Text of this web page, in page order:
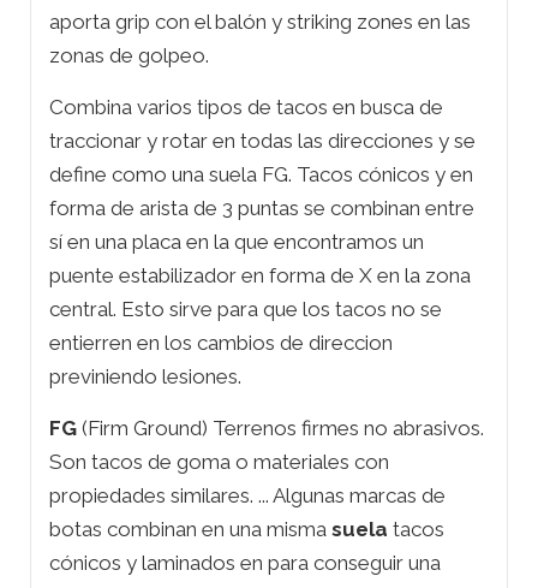
aporta grip con el balón y striking zones en las
zonas de golpeo.
Combina varios tipos de tacos en busca de
traccionar y rotar en todas las direcciones y se
define como una suela FG. Tacos cónicos y en
forma de arista de 3 puntas se combinan entre
sí en una placa en la que encontramos un
puente estabilizador en forma de X en la zona
central. Esto sirve para que los tacos no se
entierren en los cambios de direccion
previniendo lesiones.
FG (Firm Ground) Terrenos firmes no abrasivos.
Son tacos de goma o materiales con
propiedades similares. ... Algunas marcas de
botas combinan en una misma suela tacos
cónicos y laminados en para conseguir una